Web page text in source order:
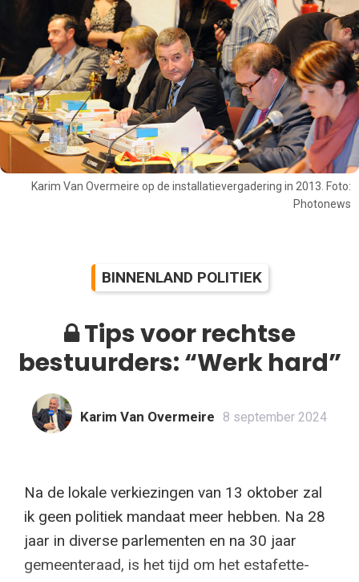
Karim Van Overmeire op de installatievergadering in 2013. Foto:
Photonews
BINNENLAND POLITIEK
Tips voor rechtse
bestuurders: “Werk hard”
Karim Van Overmeire 8 september 2024
Na de lokale verkiezingen van 13 oktober zal
ik geen politiek mandaat meer hebben. Na 28
jaar in diverse parlementen en na 30 jaar
gemeenteraad, is het tijd om het estafette­